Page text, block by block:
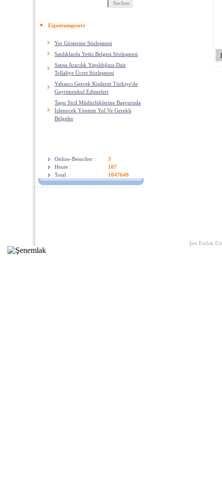
Eigentumgesetz
Yer Gösterme Sözleşmesi
Satılıklarda Yetki Belgesi Sözleşmesi
Satışa Aracılık Yapıldığına Dair
Tellaliye Ücret Sözleşmesi
Yabancı Gerçek Kişilerin Türkiye'de
Gayrimenkul Edimeleri
Tapu Sicil Müdürlüklerine Başvuruda
İzlenecek Yöntem Yol Ve Gerekli
Belgeler
Online-Besucher :
3
Heute :
107
Total :
1047649
Şen Emlak